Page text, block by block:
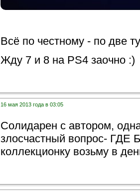
Всё по честному - по две
Жду 7 и 8 на PS4 заочно :)
16 мая 2013 года в 03:05
Солидарен с автором,
злосчастный вопрос- ГДЕ
коллекционку возьму в